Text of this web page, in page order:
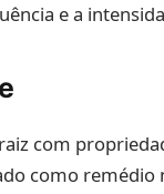
e a
com
como remédio